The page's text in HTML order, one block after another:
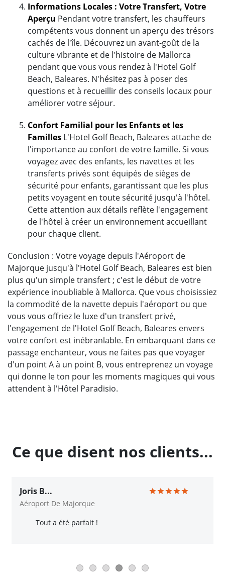
Informations Locales : Votre Transfert, Votre
Aperçu Pendant votre transfert, les chauffeurs
compétents vous donnent un aperçu des trésors
cachés de l'île. Découvrez un avant-goût de la
culture vibrante et de l'histoire de Mallorca
pendant que vous vous rendez à l'Hotel Golf
Beach, Baleares. N'hésitez pas à poser des
questions et à recueillir des conseils locaux pour
améliorer votre séjour.
Confort Familial pour les Enfants et les
Familles L'Hotel Golf Beach, Baleares attache de
l'importance au confort de votre famille. Si vous
voyagez avec des enfants, les navettes et les
transferts privés sont équipés de sièges de
sécurité pour enfants, garantissant que les plus
petits voyagent en toute sécurité jusqu'à l'hôtel.
Cette attention aux détails reflète l'engagement
de l'hôtel à créer un environnement accueillant
pour chaque client.
Conclusion : Votre voyage depuis l'Aéroport de
Majorque jusqu'à l'Hotel Golf Beach, Baleares est bien
plus qu'un simple transfert ; c'est le début de votre
expérience inoubliable à Mallorca. Que vous choisissiez
la commodité de la navette depuis l'aéroport ou que
vous vous offriez le luxe d'un transfert privé,
l'engagement de l'Hotel Golf Beach, Baleares envers
votre confort est inébranlable. En embarquant dans ce
passage enchanteur, vous ne faites pas que voyager
d'un point A à un point B, vous entreprenez un voyage
qui donne le ton pour les moments magiques qui vous
attendent à l'Hôtel Paradisio.
Ce que disent nos clients...
Joris B...
Aéroport De Majorque
Tout a été parfait !